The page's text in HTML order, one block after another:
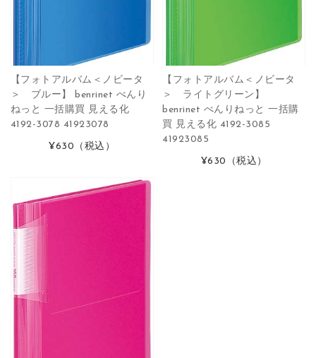
【フォトアルバム＜ノビータ
＞ ブルー】 benrinet べんり
ねっと 一括購買 見える化
4192-3078 41923078
¥630 （税込）
【フォトアルバム＜ノビータ
＞ ライトグリーン】
benrinet べんりねっと 一括購
買 見える化 4192-3085
41923085
¥630 （税込）